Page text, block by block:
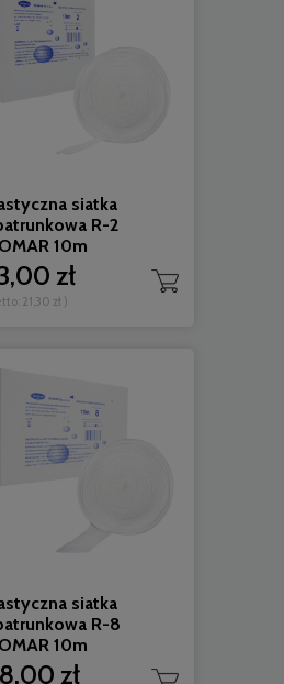
siatka
R-2
10m
zł
21,30 zł )
siatka
R-8
10m
zł